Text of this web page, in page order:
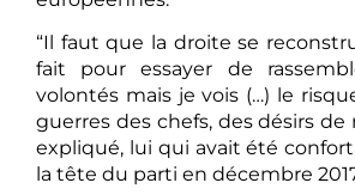
“Il faut que la droite se
fait pour essayer de
volontés mais je vois (…) le
guerres des chefs, des désirs de
expliqué, lui qui avait été
la tête du parti en décembre